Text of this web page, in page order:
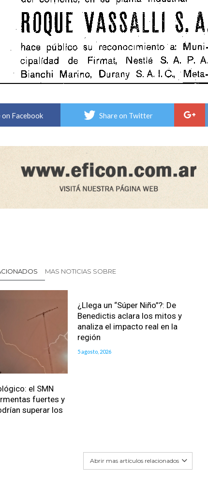
on Facebook Share on Twitter
MAS NOTICIAS SOBRE
el SMN
fuertes y
superar los
¿Llega un “Súper Niño”?: De
Benedictis aclara los mitos y
analiza el impacto real en la
región
5 agosto, 2026
Abrir mas artículos relacionados